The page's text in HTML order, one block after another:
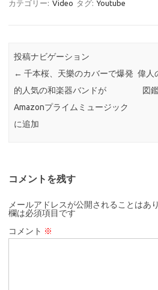
カテゴリー: Video タグ: Youtube
投稿ナビゲーション
← 千本桜、天樂のカバーで爆発
的人気の和楽器バンドが
Amazonプライムミュージック
に追加
偉人
図
コメントを残す
メールアドレスが公開されることはあ
欄は必須項目です
コメント ※